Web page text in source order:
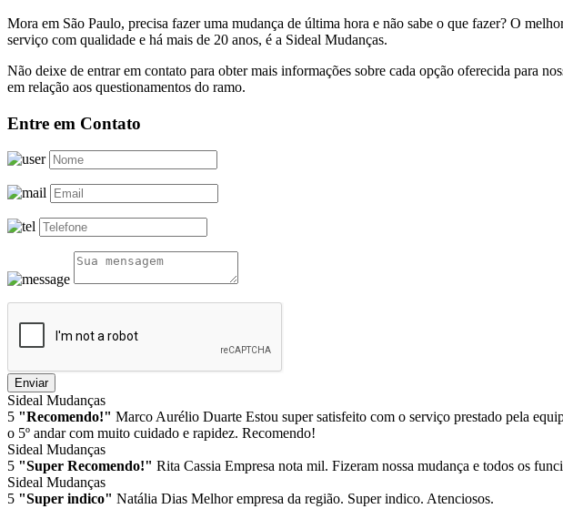
Mora em São Paulo, precisa fazer uma mudança de última hora e não sabe o que fazer? O
serviço com qualidade e há mais de 20 anos, é a Sideal Mudanças.
Não deixe de entrar em contato para obter mais informações sobre cada opção oferecida para
em relação aos questionamentos do ramo.
Entre em Contato
Enviar
Sideal Mudanças
5 "Recomendo!" Marco Aurélio Duarte Estou super satisfeito com o serviço prestado pela
o 5º andar com muito cuidado e rapidez. Recomendo!
Sideal Mudanças
5 "Super Recomendo!" Rita Cassia Empresa nota mil. Fizeram nossa mudança e todos os
Sideal Mudanças
5 "Super indico" Natália Dias Melhor empresa da região. Super indico. Atenciosos.